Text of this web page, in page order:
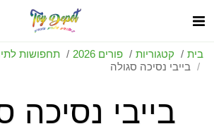
בית קטגוריות פורים 2026
תחפושות
בייבי נסיכה סגולה
בייבי נסיכה